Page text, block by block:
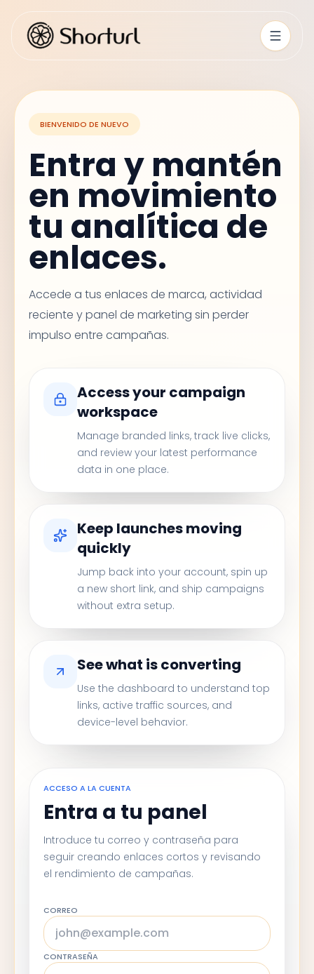
BIENVENIDO DE NUEVO
Entra y mantén
en movimiento
tu analítica de
enlaces.
Accede a tus enlaces de marca, actividad
reciente y panel de marketing sin perder
impulso entre campañas.
Access your campaign
workspace
Manage branded links, track live clicks,
and review your latest performance
data in one place.
Keep launches moving
quickly
Jump back into your account, spin up
a new short link, and ship campaigns
without extra setup.
See what is converting
Use the dashboard to understand top
links, active traffic sources, and
device-level behavior.
ACCESO A LA CUENTA
Entra a tu panel
Introduce tu correo y contraseña para
seguir creando enlaces cortos y revisando
el rendimiento de campañas.
CORREO
CONTRASEÑA